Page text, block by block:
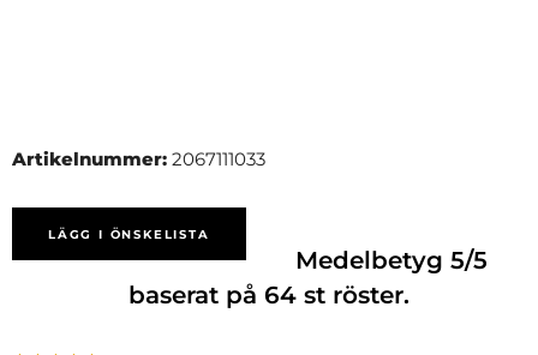
Artikelnummer: 2067111033
LÄGG I ÖNSKELISTA
Medelbetyg5/5
baserat på 64 st röster.